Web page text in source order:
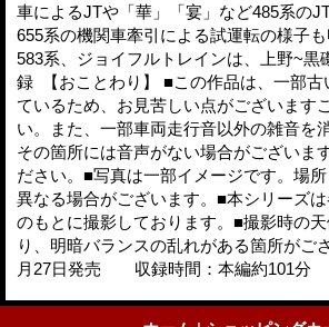
車によるJTや「華」「宴」など485系の
655系の機関車牽引による試運転の様子
583系、ジョイフルトレインは、上野~黒
録 【おことわり】 ■この作品は、一部古
ているため、お見苦しい点がございます
い。また、一部車両走行音以外の雑音を
その箇所には音声がない場合がございま
ださい。■写真は一部イメージです。場
異なる場合がございます。■本シリーズ
のもとに撮影しております。■撮影時の
り、明暗バランスの乱れがある箇所がご
月27日発売 収録時間：本編約101分